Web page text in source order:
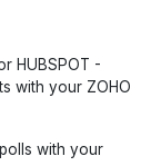
HUBSPOT -
with your ZOHO
with your